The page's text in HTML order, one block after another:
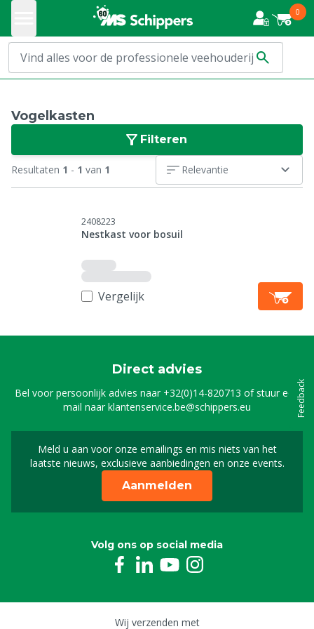
0
Vogelkasten
Filteren
Resultaten 1 - 1 van 1 Relevantie
2408223
Nestkast voor bosuil
Vergelijk
Direct advies
Bel voor persoonlijk advies naar +32(0)14-820713 of stuur een
mail naarklantenservice.be@schippers.eu
Meld u aan voor onze emailings en mis niets van het
laatste nieuws, exclusieve aanbiedingen en onze events.
Meld u aan voor onze
Aanmelden
Volg ons op social media
Wij verzenden met
Feedback